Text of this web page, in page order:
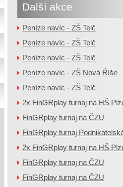
Další akce
Peníze navíc - ZŠ Telč
Peníze navíc - ZŠ Telč
Peníze navíc - ZŠ Telč
Peníze navíc - ZŠ Nová Říše
Peníze navíc - ZŠ Telč
2x FinGRplay turnaj na HŠ
FinGRplay turnaj na ČZU
FinGRplay turnaj
2x FinGRplay turnaj na HŠ
FinGRplay turnaj na ČZU
FinGRplay turnaj na ČZU